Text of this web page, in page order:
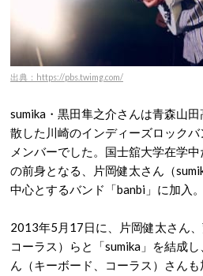
出典：https://pbs.twimg.com/
sumika・黒田隼之介さんは青森山
散した川崎のインディーズロック
メンバーでした。国士舘大学在学
の前身となる、片岡健太さん（
中心とするバンド「banbi」に加入。
2013年5月17日に、片岡健太さん、
コーラス）らと「sumika」を結成
ん（キーボード、コーラス）さん